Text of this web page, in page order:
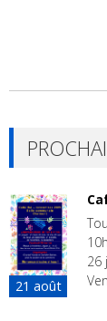
21 août
26